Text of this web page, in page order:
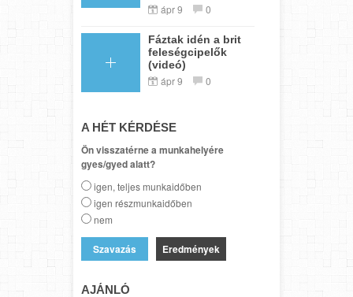
ápr 9 0
Fáztak idén a brit
feleségcipelők
(videó)
ápr 9 0
A HÉT KÉRDÉSE
Ön visszatérne a munkahelyére
gyes/gyed alatt?
igen, teljes munkaidőben
igen részmunkaidőben
nem
Eredmények
AJÁNLÓ